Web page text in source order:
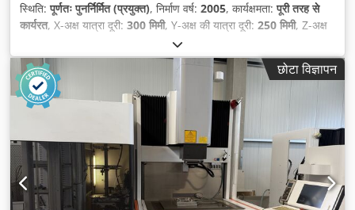
स्थिति:पूर्णतः पुनर्निर्मित (प्रयुक्त), निर्माण वर्ष: 2005, कार्यक्षमता:पूरी तरह से
कार्यरत, X-अक्ष यात्रा दूरी: 300 मिमी, Y-अक्ष की यात्रा दूरी: 250 मिमी, Z-अक्ष
, वर्कपीस का अधिकतम वजन:
स्याही की रेखा:250 मिमी,
छोटा विज्ञापन